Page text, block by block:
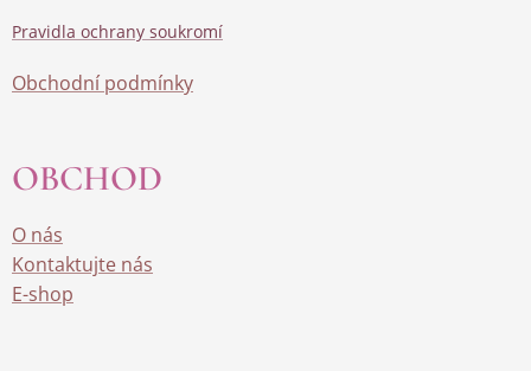
Pravidla ochrany soukromí
Obchodní podmínky
OBCHOD
O nás
Kontaktujte nás
E-shop